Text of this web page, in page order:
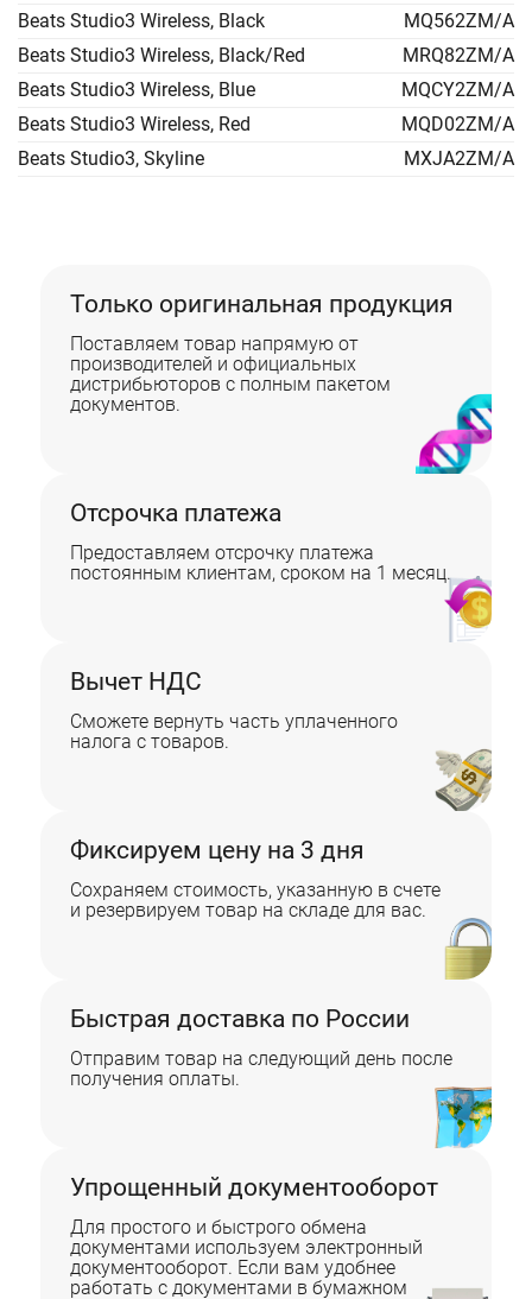
Beats Studio3 Wireless, Black
MQ562ZM/A
Beats Studio3 Wireless, Black/Red
MRQ82ZM/A
Beats Studio3 Wireless, Blue
MQCY2ZM/A
Beats Studio3 Wireless, Red
MQD02ZM/A
Beats Studio3, Skyline
MXJA2ZM/A
Только оригинальная продукция
Поставляем товар напрямую от
производителей и официальных
дистрибьюторов с полным пакетом
документов.
Отсрочка платежа
Предоставляем отсрочку платежа
постоянным клиентам, сроком на 1 месяц.
Вычет НДС
Сможете вернуть часть уплаченного
налога с товаров.
Фиксируем цену на 3 дня
Сохраняем стоимость, указанную в счете
и резервируем товар на складе для вас.
Быстрая доставка по России
Отправим товар на следующий день после
получения оплаты.
Упрощенный документооборот
Для простого и быстрого обмена
документами используем электронный
документооборот. Если вам удобнее
работать с документами в бумажном